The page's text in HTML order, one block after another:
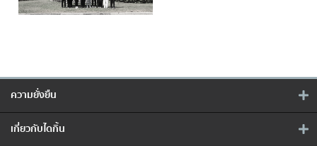
ความยั่งยืน
เกี่ยวกับไดกิ้น